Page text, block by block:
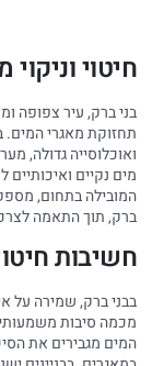
חיטוי
בני ברק, עיר צפופה
תחזוקת מאגרי המים.
ואוכלוסייה גדולה,
מים נקיים
המובילה בתחום,
ברק, תוך התאמה
חשיבות
בבני ברק, שמירה על
מכמה סיבות
המים מגבירים את